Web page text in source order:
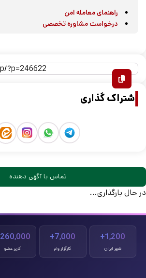
راهنمای معامله امن
درخواست مشاوره تخصصی
اشتراک گذاری
تماس با آگهی دهنده
در حال بارگذاری...
1,200+
شهر ایران
7,000+
کارگزار وام
260,000+
کاربر عضو